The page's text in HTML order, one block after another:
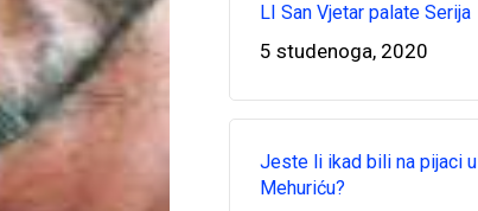
LI San Vjetar palate Serija
5 studenoga, 2020
Jeste li ikad bili na pijaci u
Mehuriću?